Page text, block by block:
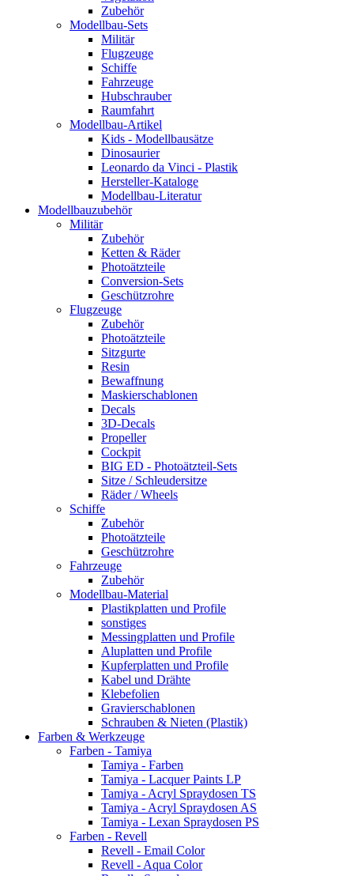
Zubehör
Modellbau-Sets
Militär
Flugzeuge
Schiffe
Fahrzeuge
Hubschrauber
Raumfahrt
Modellbau-Artikel
Kids - Modellbausätze
Dinosaurier
Leonardo da Vinci - Plastik
Hersteller-Kataloge
Modellbau-Literatur
Modellbauzubehör
Militär
Zubehör
Ketten & Räder
Photoätzteile
Conversion-Sets
Geschützrohre
Flugzeuge
Zubehör
Photoätzteile
Sitzgurte
Resin
Bewaffnung
Maskierschablonen
Decals
3D-Decals
Propeller
Cockpit
BIG ED - Photoätzteil-Sets
Sitze / Schleudersitze
Räder / Wheels
Schiffe
Zubehör
Photoätzteile
Geschützrohre
Fahrzeuge
Zubehör
Modellbau-Material
Plastikplatten und Profile
sonstiges
Messingplatten und Profile
Aluplatten und Profile
Kupferplatten und Profile
Kabel und Drähte
Klebefolien
Gravierschablonen
Schrauben & Nieten (Plastik)
Farben & Werkzeuge
Farben - Tamiya
Tamiya - Farben
Tamiya - Lacquer Paints LP
Tamiya - Acryl Spraydosen TS
Tamiya - Acryl Spraydosen AS
Tamiya - Lexan Spraydosen PS
Farben - Revell
Revell - Email Color
Revell - Aqua Color